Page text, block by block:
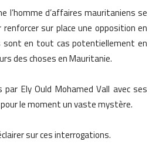
l’homme d’affaires mauritaniens se
sur place une opposition en
sont en tout cas potentiellement en
des choses en Mauritanie.
Ely Ould Mohamed Vall avec ses
le moment un vaste mystère.
sur ces interrogations.